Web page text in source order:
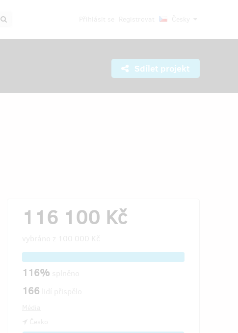
Sdílet projekt
116 100 Kč
116%
166